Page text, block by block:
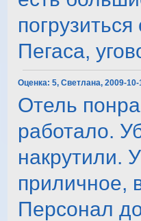
Пегаса,
Оценка:5, Светлана, 2009-10-
Отель
работало.
накрутили.
приличное,
Персонал